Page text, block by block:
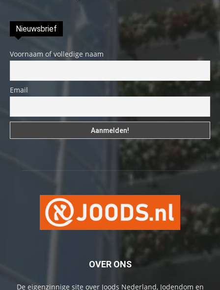
Nieuwsbrief
Voornaam of volledige naam
Email
OVER ONS
De eigenzinnige site over Joods Nederland, Jodendom en